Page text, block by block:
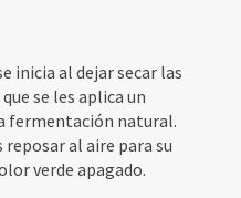
inicia al dejar secar las
se les aplica un
fermentación natural.
reposar al aire para su
verde apagado.